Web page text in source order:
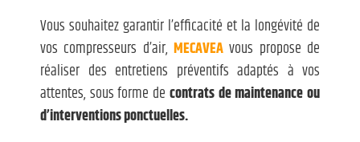
Vous souhaitez garantir l’efficacité et la longévité de
vos compresseurs d’air, MECAVEA vous propose de
réaliser des entretiens préventifs adaptés à vos
attentes, sous forme de contrats de maintenance ou
d’interventions ponctuelles.